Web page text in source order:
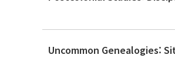
Uncommon Genealogies: